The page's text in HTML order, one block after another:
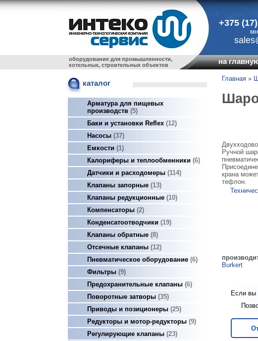
+375
оборудование для промышленности,
котельных, строительных объектов
на
каталог
Арматура для пищевых
производств 5
Баки и установки Reflex 12
Насосы 37
Емкости
1
Калориферы и теплообменники 6
Датчики и расходомеры 114
Клапаны запорные 13
Клапаны редукционные 10
Компенсаторы 2
Конденсатоотводчики
19
Клапаны обратные 8
Отсечные клапаны 12
Пневматическое оборудование 6
Фильтры 9
Предохранительные клапаны 6
Поворотные затворы 35
Приводы и позиционеры 25
Редукторы и мотор-редукторы 9
Регулирующие клапаны 23
Главная »
Ручной
крана
тефлон.
Burkert
Если вы